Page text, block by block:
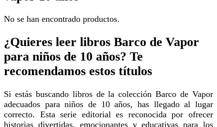
No se han encontrado productos.
¿Quieres leer libros Barco de Vapor
para niños de 10 años? Te
recomendamos estos títulos
Si estás buscando libros de la colección Barco de Vapor
adecuados para niños de 10 años, has llegado al lugar
correcto. Esta serie editorial es reconocida por ofrecer
historias divertidas, emocionantes y educativas para los